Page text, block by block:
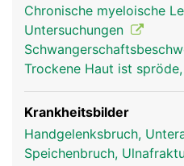
Ulna Frau Ulna
Chronische myeloische
Untersuchungen
Trockene Haut ist
Krankheitsbilder
Handgelenksbruch,
Speichenbruch,